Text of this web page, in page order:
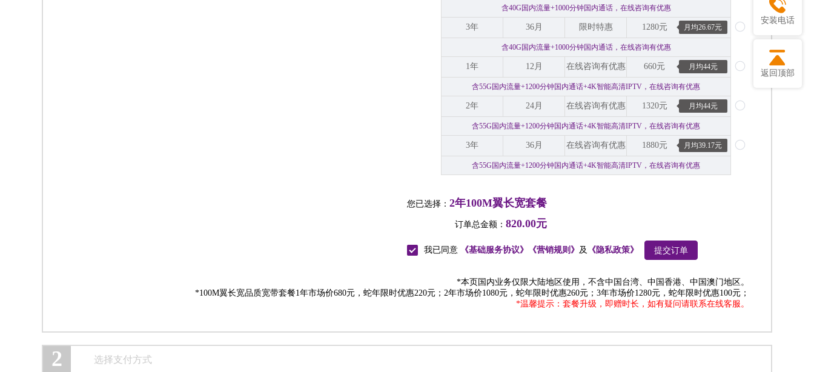
含40G国内流量+1000分钟国内通话，在线咨询有优惠
3年 36月 限时特惠 1280元 月均26.67元
含40G国内流量+1000分钟国内通话，在线咨询有优惠
1年 12月 在线咨询有优惠 660元 月均44元
含55G国内流量+1200分钟国内通话+4K智能高清IPTV，在线咨询有优惠
2年 24月 在线咨询有优惠 1320元 月均44元
含55G国内流量+1200分钟国内通话+4K智能高清IPTV，在线咨询有优惠
3年 36月 在线咨询有优惠 1880元 月均39.17元
含55G国内流量+1200分钟国内通话+4K智能高清IPTV，在线咨询有优惠
您已选择： 2年100M翼长宽套餐
订单总金额： 820.00元
我已同意 《基础服务协议》 《营销规则》 及 《隐私政策》 提交订单
*本页国内业务仅限大陆地区使用，不含中国台湾、中国香港、中国澳门地区。
*100M翼长宽品质宽带套餐1年市场价680元，蛇年限时优惠220元；2年市场价1080元，蛇年限时优惠260元；3年市场价1280元，蛇年限时优惠100元；
*温馨提示：套餐升级，即赠时长，如有疑问请联系在线客服。
2 选择支付方式
安装电话
返回顶部